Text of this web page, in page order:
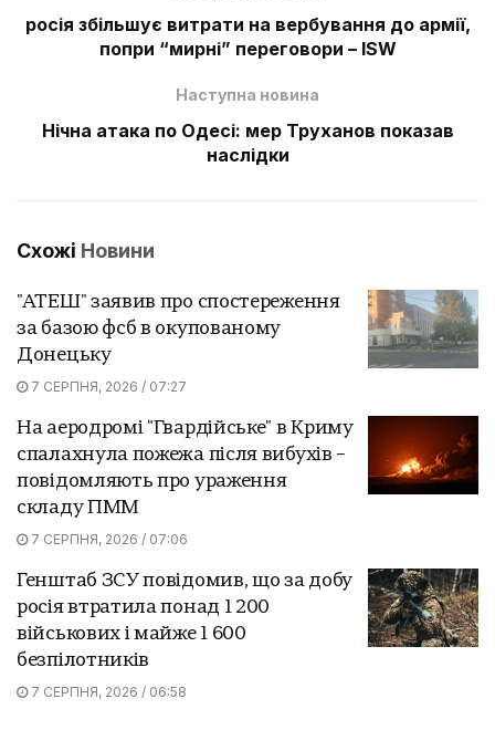
росія збільшує витрати на вербування до армії,
попри “мирні” переговори – ISW
Наступна новина
Нічна атака по Одесі: мер Труханов показав
наслідки
Схожі Новини
"АТЕШ" заявив про спостереження
за базою фсб в окупованому
Донецьку
7 СЕРПНЯ, 2026 / 07:27
На аеродромі "Гвардійське" в Криму
спалахнула пожежа після вибухів –
повідомляють про ураження
складу ПММ
7 СЕРПНЯ, 2026 / 07:06
Генштаб ЗСУ повідомив, що за добу
росія втратила понад 1 200
військових і майже 1 600
безпілотників
7 СЕРПНЯ, 2026 / 06:58